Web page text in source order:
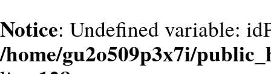
Notice: Undefined variable:
/home/gu2o509p3x7i/